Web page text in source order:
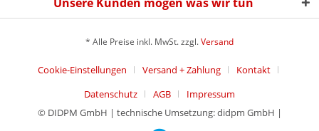
* Alle Preise inkl. MwSt. zzgl.Versand
Cookie-Einstellungen Versand + Zahlung
Kontakt
Datenschutz
AGB
Impressum
© DIDPM GmbH | technische Umsetzung: didpm GmbH |